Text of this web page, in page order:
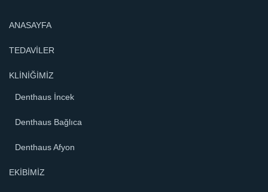
ANASAYFA
TEDAVİLER
KLİNİĞİMİZ
Denthaus İncek
Denthaus Bağlıca
Denthaus Afyon
EKİBİMİZ